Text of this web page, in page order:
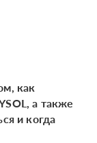
как
а также
и когда